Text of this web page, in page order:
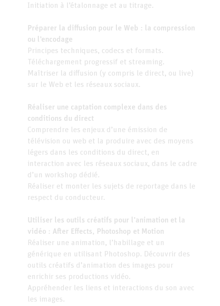
Initiation à l’étalonnage et au titrage.
Préparer la diffusion pour le Web : la compression
ou l’encodage
Principes techniques, codecs et formats.
Téléchargement progressif et streaming.
Maîtriser la diffusion (y compris le direct, ou live)
sur le Web et les réseaux sociaux.
Réaliser une captation complexe dans des
conditions du direct
Comprendre les enjeux d’une émission de
télévision ou web et la produire avec des moyens
légers dans les conditions du direct, en
interaction avec les réseaux sociaux, dans le cadre
d’un workshop dédié.
Réaliser et monter les sujets de reportage dans le
respect du conducteur.
Utiliser
les outils créatifs pour l’animation et la
vidéo : After Effects, Photoshop et Motion
Réaliser une animation, l’habillage et un
générique en utilisant Photoshop. Découvrir des
outils créatifs d’animation des images pour
enrichir ses productions vidéo.
Appréhender les liens et interactions du son avec
les images.